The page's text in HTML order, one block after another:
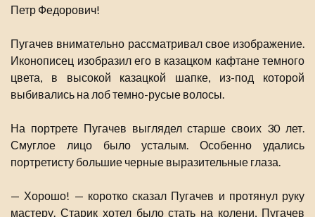
Петр Федорович!
Пугачев внимательно рассматривал свое изображение.
Иконописец изобразил его в казацком кафтане темного
цвета, в высокой казацкой шапке, из-под которой
выбивались на лоб темно-русые волосы.
На портрете Пугачев выглядел старше своих 30 лет.
Смуглое лицо было усталым. Особенно удались
портретисту большие черные выразительные глаза.
— Хорошо! — коротко сказал Пугачев и протянул руку
мастеру. Старик хотел было стать на колени, Пугачев